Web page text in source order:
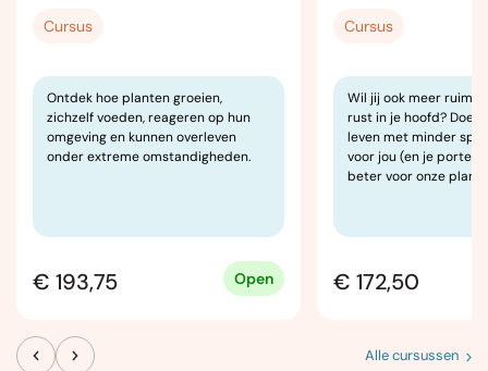
Cursus
Ontdek hoe planten groeien,
zichzelf voeden, reageren op hun
omgeving en kunnen overleven
onder extreme omstandigheden.
€ 193,75 Open
Cursus
Wil jij ook meer ruimte
rust in je hoofd? Doe
leven met minder
voor jou (en je
beter voor onze
€ 172,50
Alle cursussen